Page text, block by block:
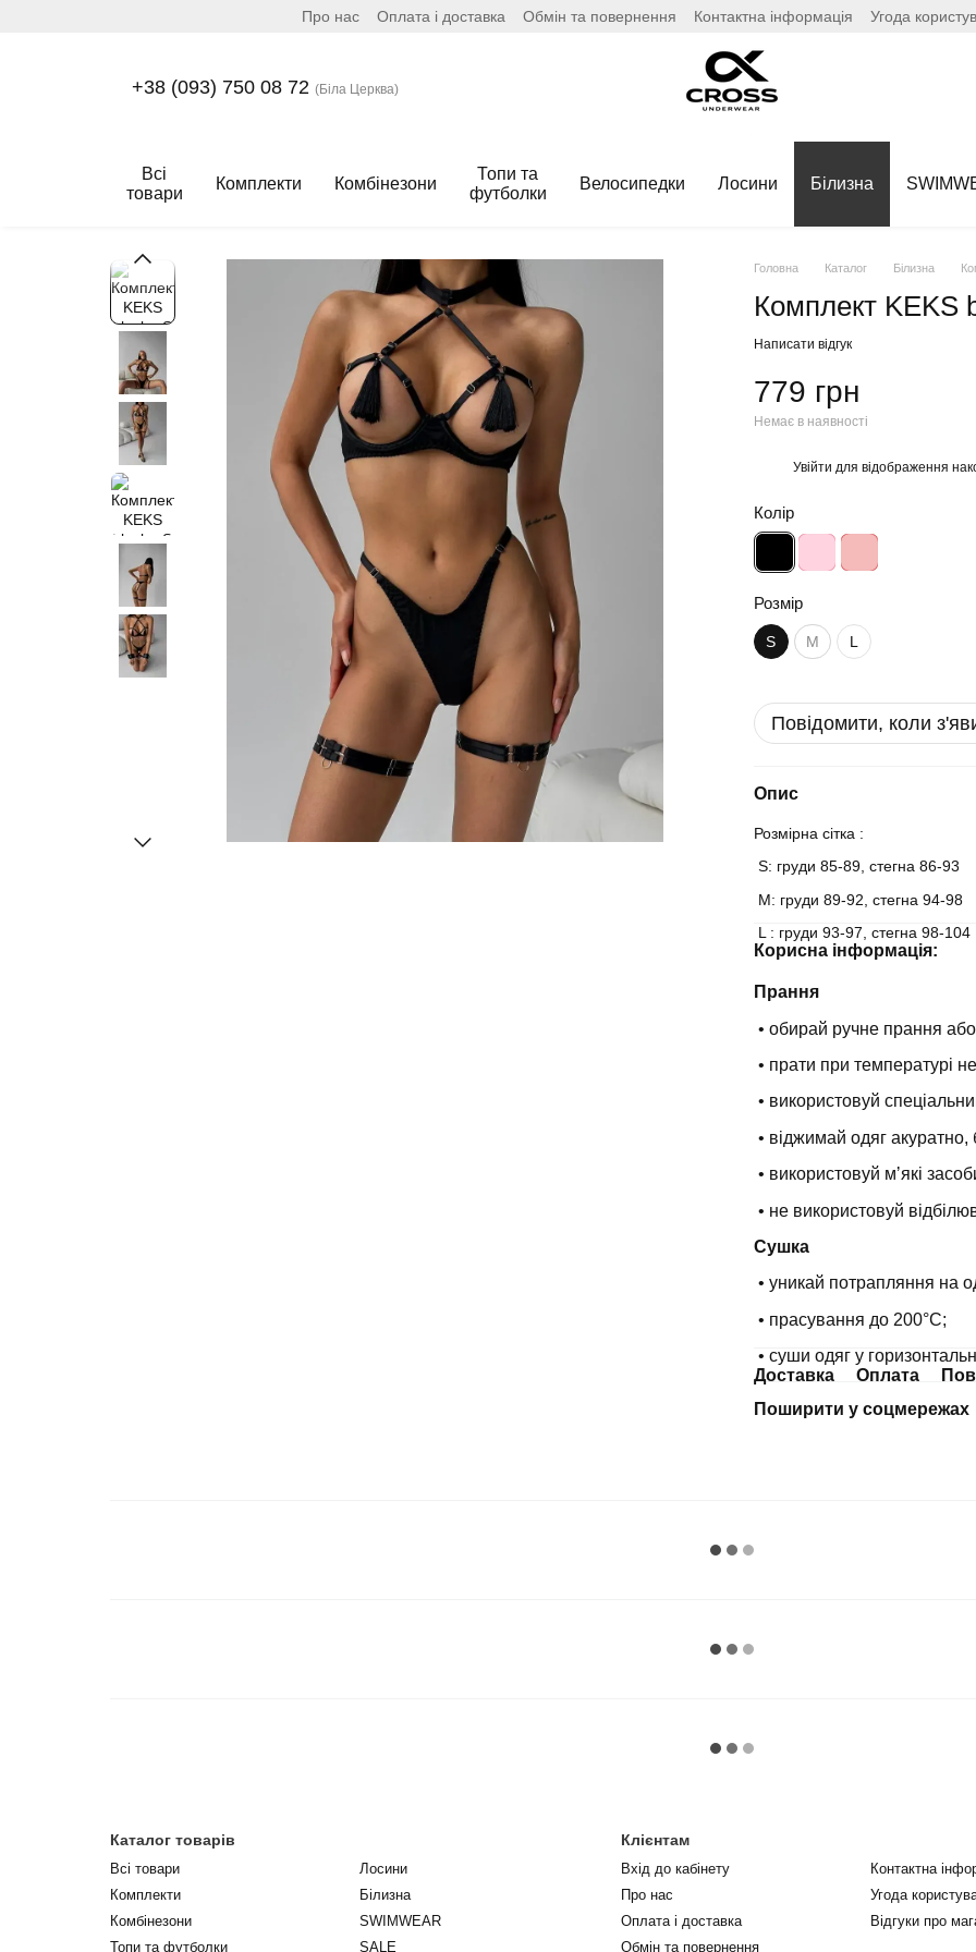
Про нас Оплата і доставка Обмін та повернення Контактна інформація Угода
+38 (093) 750 08 72 (Біла Церква)
Всі
товари
Комплекти Комбінезони
Топи та
футболки
Велосипедки Лосини Білизна
Головна Каталог Білизна
Комплект KEKS
Написати відгук
779 грн
Немає в наявності
Увійти для відображення
Колір
Розмір
S M L
Повідомити, коли
Опис
Розмірна сітка :
S: груди 85-89, стегна 86-93
М: груди 89-92, стегна 94-98
L : груди 93-97, стегна 98-104
Корисна інформація:
Прання
• обирай ручне прання
• прати при температурі
• використовуй
• віджимай одяг акуратно,
• використовуй мʼякі
• не використовуй
Сушка
• уникай потрапляння на
• прасування до 200°С;
• суши одяг у
Доставка
Оплата
Поширити у соцмережах
Каталог товарів
Всі товари
Комплекти
Комбінезони
Топи та футболки
Лосини
Білизна
SWIMWEAR
SALE
Клієнтам
Вхід до кабінету
Про нас
Оплата і доставка
Обмін та повернення
Контактна
Угода
Відгуки про